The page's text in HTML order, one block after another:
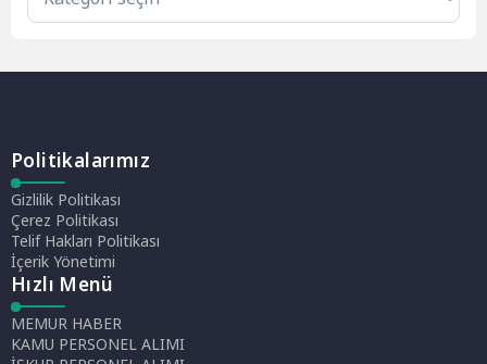
Politikalarımız
Gizlilik Politikası
Çerez Politikası
Telif Hakları Politikası
İçerik Yönetimi
Hızlı Menü
MEMUR HABER
KAMU PERSONEL ALIMI